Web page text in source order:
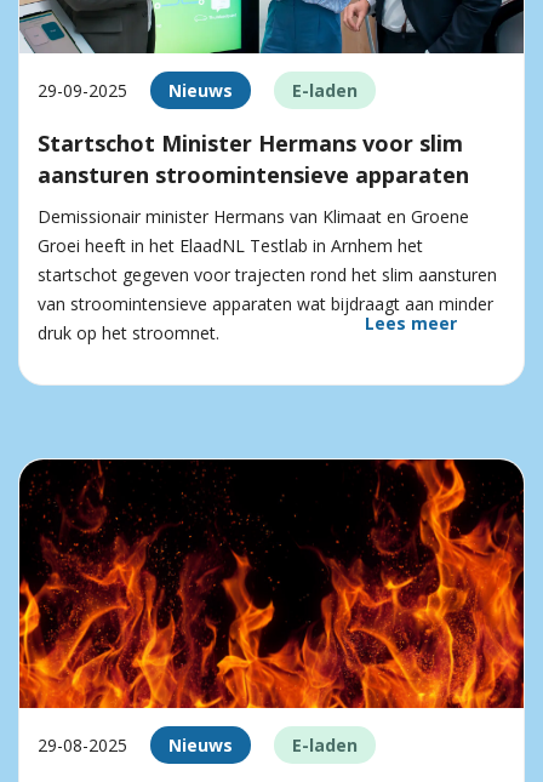
29-09-2025 Nieuws E-laden
Startschot Minister Hermans voor slim
aansturen stroomintensieve apparaten
Demissionair minister Hermans van Klimaat en Groene
Groei heeft in het ElaadNL Testlab in Arnhem het
startschot gegeven voor trajecten rond het slim aansturen
van stroomintensieve apparaten wat bijdraagt aan minder
druk op het stroomnet.
Lees meer
29-08-2025 Nieuws E-laden